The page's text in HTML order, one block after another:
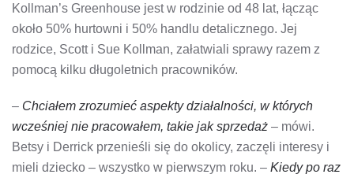
Kollman’s Greenhouse jest w rodzinie od 48 lat, łącząc
około 50% hurtowni i 50% handlu detalicznego. Jej
rodzice, Scott i Sue Kollman, załatwiali sprawy razem z
pomocą kilku długoletnich pracowników.
– Chciałem zrozumieć aspekty działalności, w których
wcześniej nie pracowałem, takie jak sprzedaż – mówi.
Betsy i Derrick przenieśli się do okolicy, zaczęli interesy i
mieli dziecko – wszystko w pierwszym roku. – Kiedy po raz